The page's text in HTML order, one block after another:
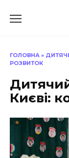
до
ГОЛОВНА »
РОЗВИТОК
Києві: